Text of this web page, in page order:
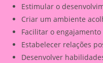
Estimular o
Criar um ambiente
Facilitar o
Estabelecer relações
Desenvolver